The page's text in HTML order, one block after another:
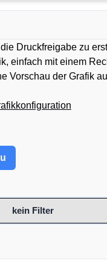
Druckfreigabe zu
einfach mit einem
Vorschau der Grafik
kein Filter